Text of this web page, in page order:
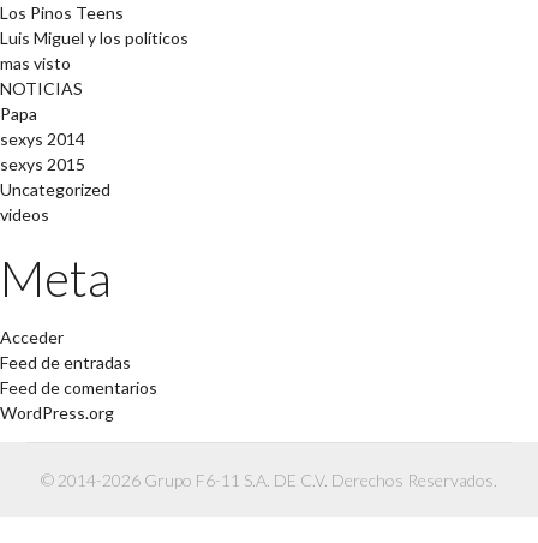
Los Pinos Teens
Luis Miguel y los políticos
mas visto
NOTICIAS
Papa
sexys 2014
sexys 2015
Uncategorized
videos
Meta
Acceder
Feed de entradas
Feed de comentarios
WordPress.org
© 2014-2026 Grupo F6-11 S.A. DE C.V. Derechos Reservados.